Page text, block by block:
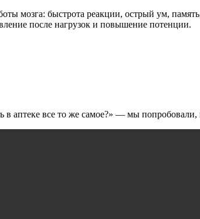
мозга: быстрота реакции, острый ум,
после нагрузок и повышение потенции.
в аптеке все то же самое?» — мы попробовали,